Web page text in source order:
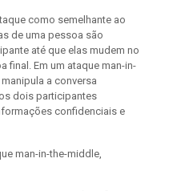
como semelhante ao
de uma pessoa são
até que elas mudem no
final. Em um ataque man-in-
a conversa
dois participantes
confidenciais e
man-in-the-middle,